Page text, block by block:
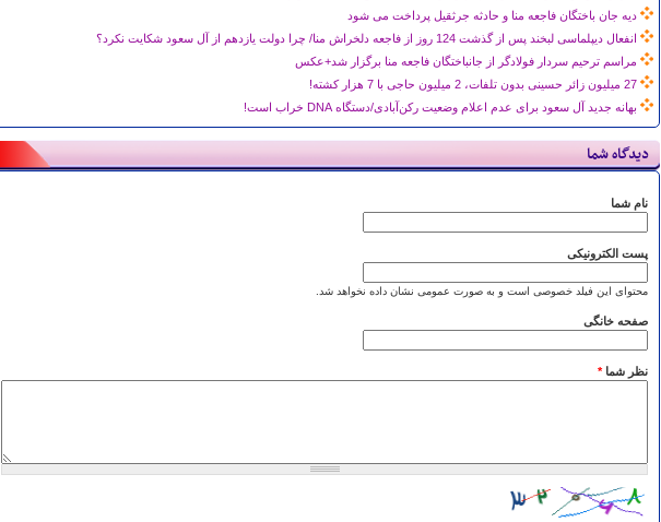
دیه جان باختگان فاجعه منا و حادثه جرثقیل پرداخت می شود
انفعال دیپلماسی لبخند پس از گذشت 124 روز از فاجعه دلخراش منا/ چرا دولت یازدهم از آل سعود شکایت نکرد؟
مراسم ترحیم سردار فولادگر از جانباختگان فاجعه منا برگزار شد+عکس
27 میلیون زائر حسینی بدون تلفات، 2 میلیون حاجی با 7 هزار کشته!
بهانه جدید آل سعود برای عدم اعلام وضعیت رکن‌آبادی/دستگاه DNA خراب است!
دیدگاه شما
نام شما
پست الکترونیکی
محتوای این فیلد خصوصی است و به صورت عمومی نشان داده نخواهد شد.
صفحه خانگی
نظر شما*